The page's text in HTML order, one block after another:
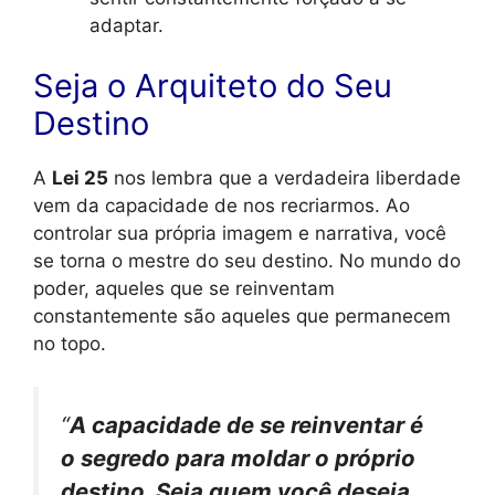
adaptar.
Seja o Arquiteto do Seu
Destino
A Lei 25 nos lembra que a verdadeira liberdade
vem da capacidade de nos recriarmos. Ao
controlar sua própria imagem e narrativa, você
se torna o mestre do seu destino. No mundo do
poder, aqueles que se reinventam
constantemente são aqueles que permanecem
no topo.
“A capacidade de se reinventar é
o segredo para moldar o próprio